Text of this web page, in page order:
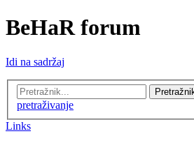
BeHaR forum
Idi na sadržaj
pretraživanje
Links